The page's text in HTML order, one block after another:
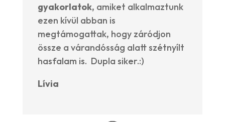
gyakorlatok, amiket alkalmaztunk
ezen kívül abban is
megtámogattak, hogy záródjon
össze a várandósság alatt szétnyílt
hasfalam is. Dupla siker.:)
Lívia